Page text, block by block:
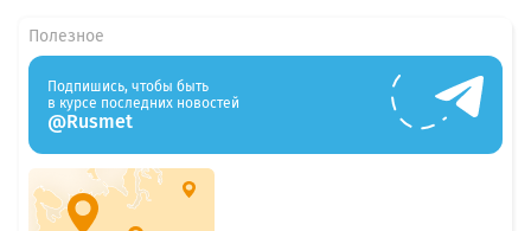
Полезное
Подпишись, чтобы быть
в курсе последних новостей
@Rusmet